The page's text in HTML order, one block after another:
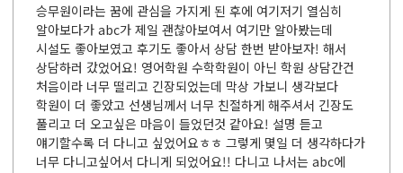
승무원이라는 꿈에 관심을 가지게 된 후에 여기저기 열심히
알아보다가 abc가 제일 괜찮아보여서 여기만 알아봤는데
시설도 좋아보였고 후기도 좋아서 상담 한번 받아보자! 해서
상담하러 갔었어요! 영어학원 수학학원이 아닌 학원 상담간건
처음이라 너무 떨리고 긴장되었는데 막상 가보니 생각보다
학원이 더 좋았고 선생님께서 너무 친절하게 해주셔서 긴장도
풀리고 더 오고싶은 마음이 들었던것 같아요! 설명 듣고
얘기할수록 더 다니고 싶었어요ㅎㅎ 그렇게 몇일 더 생각하다가
너무 다니고싶어서 다니게 되었어요!! 다니고 나서는 abc에